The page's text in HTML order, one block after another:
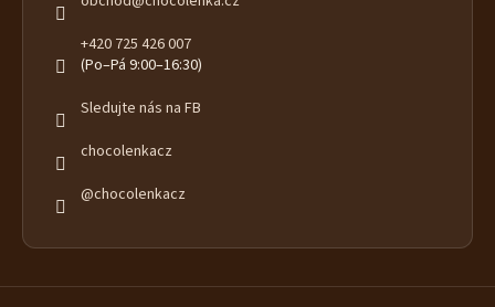
+420 725 426 007
(Po–Pá 9:00–16:30)
Sledujte nás na FB
chocolenkacz
@chocolenkacz